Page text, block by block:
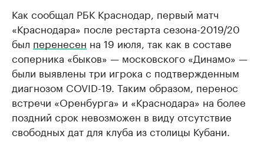
Как сообщал РБК Краснодар, первый матч
«Краснодара» после рестарта сезона-2019/20
был перенесен на 19 июля, так как в составе
соперника «быков» — московского «Динамо» —
были выявлены три игрока с подтвержденным
диагнозом COVID-19. Таким образом, перенос
встречи «Оренбурга» и «Краснодара» на более
поздний срок невозможен в виду отсутствие
свободных дат для клуба из столицы Кубани.